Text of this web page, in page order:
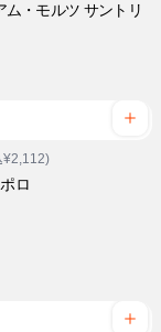
ム・モルツ サントリ
¥2,112)
ロ